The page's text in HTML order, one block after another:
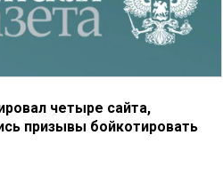
четыре сайта,
призывы бойкотировать